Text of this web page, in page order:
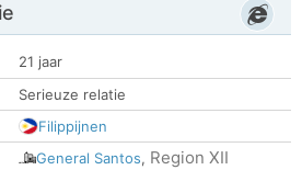
21 jaar
Serieuze relatie
Filippijnen
General Santos, Region XII